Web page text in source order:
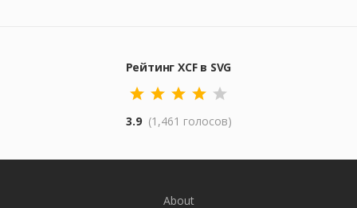
Рейтинг XCF в SVG
3.9 (1,461 голосов)
About